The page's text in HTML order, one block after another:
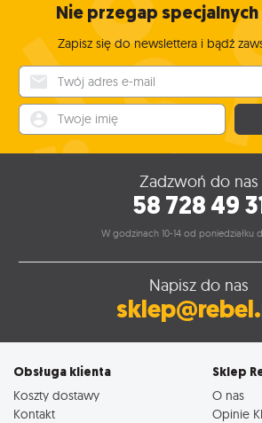
Nie przegap
Zapisz się do newslettera i bądź
Zadzwoń do nas
58 728 49
W godzinach 10-14 od poniedziałku
Napisz do nas
Obsługa klienta
Koszty dostawy
Kontakt
Sklep
O nas
Opinie